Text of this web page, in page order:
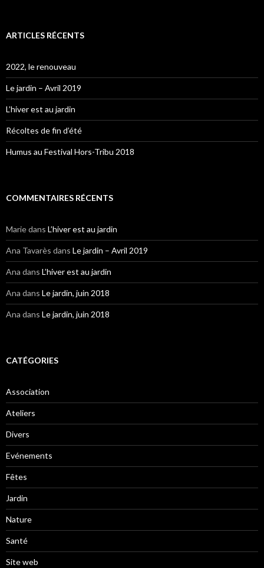
ARTICLES RÉCENTS
2022, le renouveau
Le jardin – Avril 2019
L’hiver est au jardin
Récoltes de fin d’été
Humus au Festival Hors-Tribu 2018
COMMENTAIRES RÉCENTS
Mariedans L’hiver est au jardin
Ana Tavarès dans Le jardin – Avril 2019
Ana dans L’hiver est au jardin
Ana dans Le jardin, juin 2018
Ana dans Le jardin, juin 2018
CATÉGORIES
Association
Ateliers
Divers
Evénements
Fêtes
Jardin
Nature
Santé
Site web